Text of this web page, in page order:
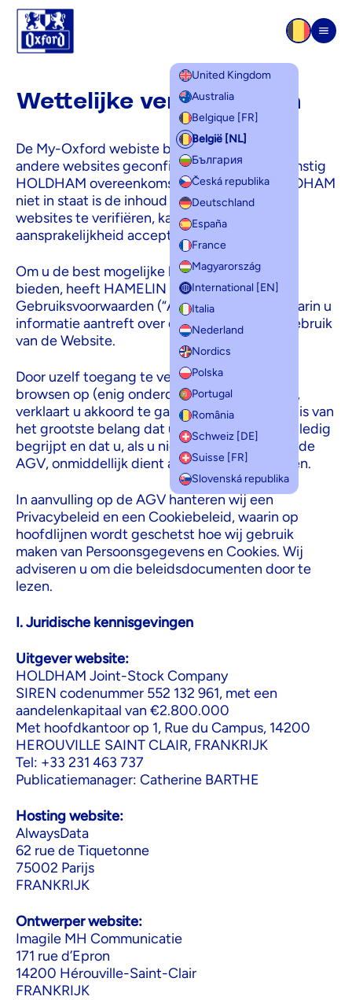
Overslaan naar inhoud
United Kingdom
Australia
Belgique [FR]
België [NL]
България
Česká republika
Deutschland
España
France
Magyarország
International [EN]
Italia
Nederland
Nordics
Polska
Portugal
România
Schweiz [DE]
Suisse [FR]
Slovenská republika
Wettelijke vermeldingen
Wettelijke vermeldingen
De My-Oxford webiste bevat hyperlinks naar
andere websites geconfigureerd overeenkomstig
HOLDHAM overeenkomst. Echter, daar HOLDHAM
niet in staat is de inhoud van deze bezochte
websites te verifiëren, kan zij hiervoor geen
aansprakelijkheid accepteren.
Om u de best mogelijke browser-ervaring te
bieden, heeft HAMELIN deze Algemene
Gebruiksvoorwaarden (“AGV”) opgesteld, waarin u
informatie aantreft over de content en het gebruik
van de Website.
Door uzelf toegang te verschaffen tot en te
browsen op (enig onderdeel van) de Website,
verklaart u akkoord te gaan met de AGV. Het is van
het grootste belang dat u het voorgaande volledig
begrijpt en dat u, als u niet akkoord gaat met de
AGV, onmiddellijk dient af te zien van browsen.
In aanvulling op de AGV hanteren wij een
Privacybeleid en een Cookiebeleid, waarin op
hoofdlijnen wordt geschetst hoe wij gebruik
maken van Persoonsgegevens en Cookies. Wij
adviseren u om die beleidsdocumenten door te
lezen.
I. Juridische kennisgevingen
Uitgever website:
HOLDHAM Joint-Stock Company
SIREN codenummer 552 132 961, met een
aandelenkapitaal van €2.800.000
Met hoofdkantoor op 1, Rue du Campus, 14200
HEROUVILLE SAINT CLAIR, FRANKRIJK
Tel: +33 231 463 737
Publicatiemanager: Catherine BARTHE
Hosting website:
AlwaysData
62 rue de Tiquetonne
75002 Parijs
FRANKRIJK
Ontwerper website:
Imagile MH Communicatie
171 rue d’Epron
14200 Hérouville-Saint-Clair
FRANKRIJK